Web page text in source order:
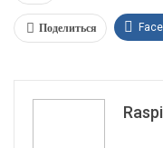
Поделиться
Raspi